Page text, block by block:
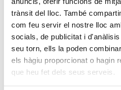
trànsit del lloc. També
com feu servir el nostre lloc
socials, de publicitat i
seu torn, ells la poden
els hàgiu proporcionat o hagin
que heu fet dels seus serveis.
SEGUEIX LLEGINT